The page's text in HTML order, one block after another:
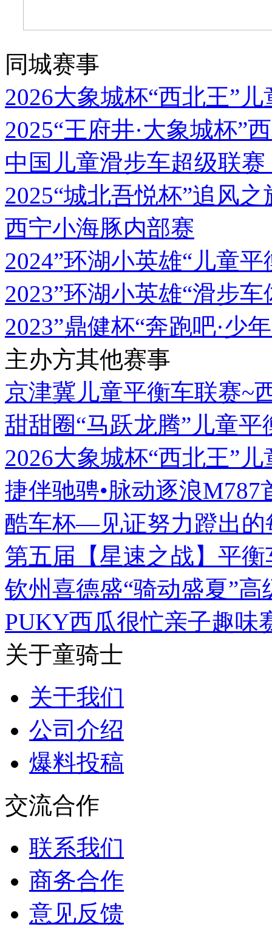
同城赛事
2026大象城杯“西北王”
2025“王府井·大象城杯”
中国儿童滑步车超级联
2025“城北吾悦杯”追风
西宁小海豚内部赛
2024”环湖小英雄“儿童
2023”环湖小英雄“滑步
2023”鼎健杯“奔跑吧·少
主办方其他赛事
京津冀儿童平衡车联赛~
甜甜圈“马跃龙腾”儿童
2026大象城杯“西北王”
捷伴驰骋•脉动逐浪M787
酷车杯—见证努力蹬出的
第五届【星速之战】平
钦州喜德盛“骑动盛夏”
PUKY西瓜很忙亲子趣味
关于童骑士
关于我们
公司介绍
爆料投稿
交流合作
联系我们
商务合作
意见反馈